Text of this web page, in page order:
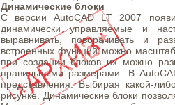
Динамические блоки
С версии AutoCAD LT 2007
динамически управляемые и
выравнивать, поворачивать и
встроенных функций можно
при создании блоков их можно
правильными размерами. В
представления. Выбирая какой-
рисунке. Динамические блоки